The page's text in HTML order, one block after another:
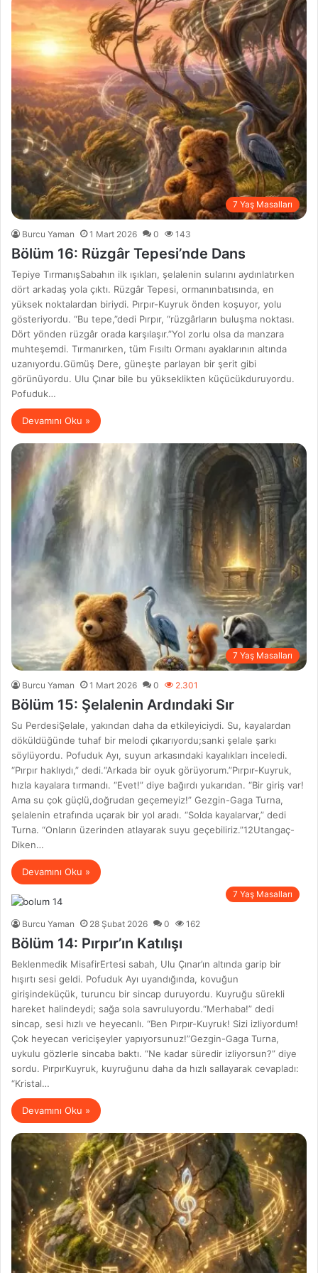
7 Yaş Masalları
Burcu Yaman 1 Mart 2026 0 143
Bölüm 16: Rüzgâr Tepesi’nde Dans
Tepiye TırmanışSabahın ilk ışıkları, şelalenin sularını aydınlatırken
dört arkadaş yola çıktı. Rüzgâr Tepesi, ormanınbatısında, en
yüksek noktalardan biriydi. Pırpır-Kuyruk önden koşuyor, yolu
gösteriyordu. “Bu tepe,”dedi Pırpır, “rüzgârların buluşma noktası.
Dört yönden rüzgâr orada karşılaşır.”Yol zorlu olsa da manzara
muhteşemdi. Tırmanırken, tüm Fısıltı Ormanı ayaklarının altında
uzanıyordu.Gümüş Dere, güneşte parlayan bir şerit gibi
görünüyordu. Ulu Çınar bile bu yükseklikten küçücükduruyordu.
Pofuduk…
Devamını Oku »
7 Yaş Masalları
Burcu Yaman 1 Mart 2026 0 2.301
Bölüm 15: Şelalenin Ardındaki Sır
Su PerdesiŞelale, yakından daha da etkileyiciydi. Su, kayalardan
döküldüğünde tuhaf bir melodi çıkarıyordu;sanki şelale şarkı
söylüyordu. Pofuduk Ayı, suyun arkasındaki kayalıkları inceledi.
“Pırpır haklıydı,” dedi.“Arkada bir oyuk görüyorum.”Pırpır-Kuyruk,
hızla kayalara tırmandı. “Evet!” diye bağırdı yukarıdan. “Bir giriş var!
Ama su çok güçlü,doğrudan geçemeyiz!” Gezgin-Gaga Turna,
şelalenin etrafında uçarak bir yol aradı. “Solda kayalarvar,” dedi
Turna. “Onların üzerinden atlayarak suyu geçebiliriz.”12Utangaç-
Diken…
Devamını Oku »
7 Yaş Masalları
Burcu Yaman 28 Şubat 2026 0 162
Bölüm 14: Pırpır’ın Katılışı
Beklenmedik MisafirErtesi sabah, Ulu Çınar’ın altında garip bir
hışırtı sesi geldi. Pofuduk Ayı uyandığında, kovuğun
girişindeküçük, turuncu bir sincap duruyordu. Kuyruğu sürekli
hareket halindeydi; sağa sola savruluyordu.“Merhaba!” dedi
sincap, sesi hızlı ve heyecanlı. “Ben Pırpır-Kuyruk! Sizi izliyordum!
Çok heyecan vericişeyler yapıyorsunuz!”Gezgin-Gaga Turna,
uykulu gözlerle sincaba baktı. “Ne kadar süredir izliyorsun?” diye
sordu. PırpırKuyruk, kuyruğunu daha da hızlı sallayarak cevapladı:
“Kristal…
Devamını Oku »